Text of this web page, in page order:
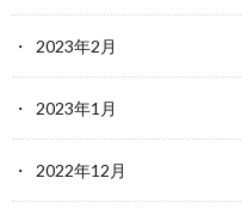
2023年2月
2023年1月
2022年12月